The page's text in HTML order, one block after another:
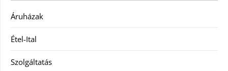
Áruházak
Étel-Ital
Szolgáltatás